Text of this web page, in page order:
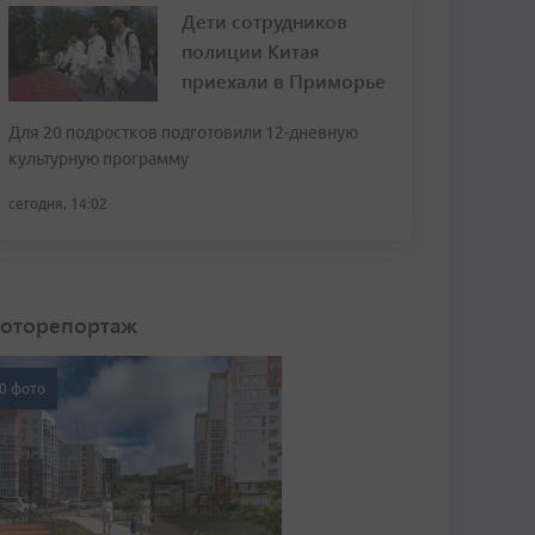
Дети сотрудников
полиции Китая
приехали в Приморье
Для 20 подростков подготовили 12-дневную
культурную программу
сегодня, 14:02
фото